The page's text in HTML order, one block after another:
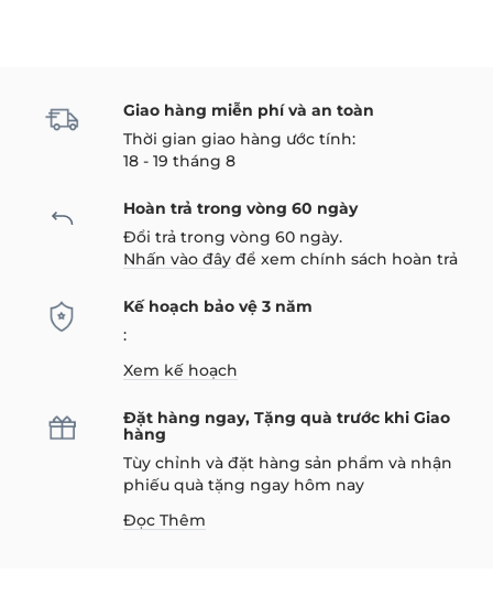
Giao hàng miễn phí và an toàn
Thời gian giao hàng ước tính:
18 - 19 tháng 8
Hoàn trả trong vòng 60 ngày
Đổi trả trong vòng 60 ngày.
Nhấn vào đây để xem chính sách hoàn trả
Kế hoạch bảo vệ 3 năm
:
Xem kế hoạch
Đặt hàng ngay, Tặng quà trước khi Giao
hàng
Tùy chỉnh và đặt hàng sản phẩm và nhận
phiếu quà tặng ngay hôm nay
Đọc Thêm